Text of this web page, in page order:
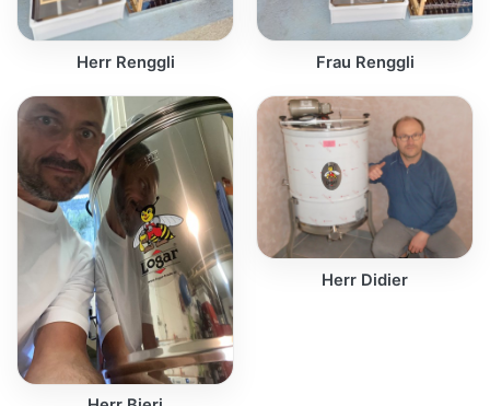
Herr Renggli Frau Renggli
Herr Didier